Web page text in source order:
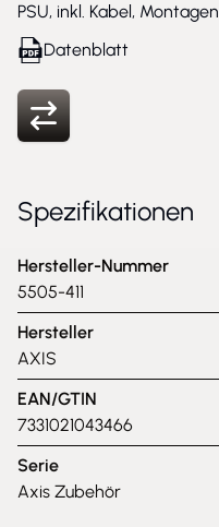
PSU, inkl. Kabel, Montagen
Datenblatt
Spezifikationen
Hersteller-Nummer
5505-411
Hersteller
AXIS
EAN/GTIN
7331021043466
Serie
Axis Zubehör